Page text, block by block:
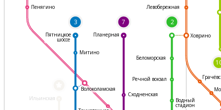
Ильинская
3 7 2
Левобережная
Ховрино
Водный
стадион
Сходненская
Волоколамская
Митино
Пенягино
Пятницкое
шоссе
Планерная
Речной вокзал
Беломорская